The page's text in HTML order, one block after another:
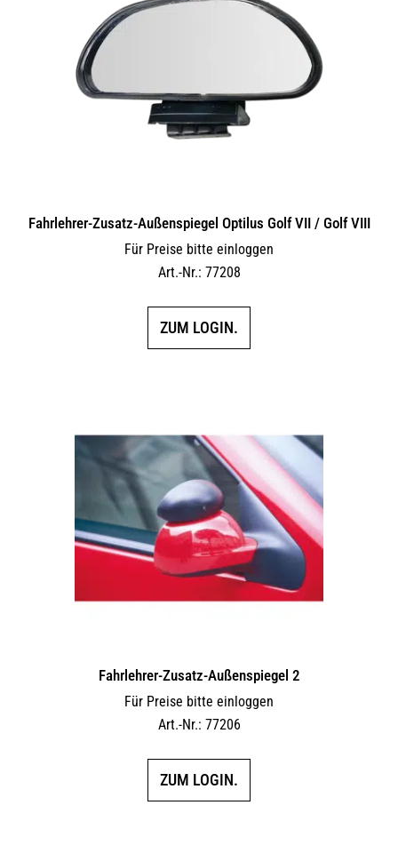
Fahrlehrer-Zusatz-Außen­spiegel Optilus Golf VII / Golf VIII
Für Preise bitte einloggen
Art.-Nr.: 77208
ZUM LOGIN.
Fahrlehrer-Zusatz-Außen­spiegel 2
Für Preise bitte einloggen
Art.-Nr.: 77206
ZUM LOGIN.